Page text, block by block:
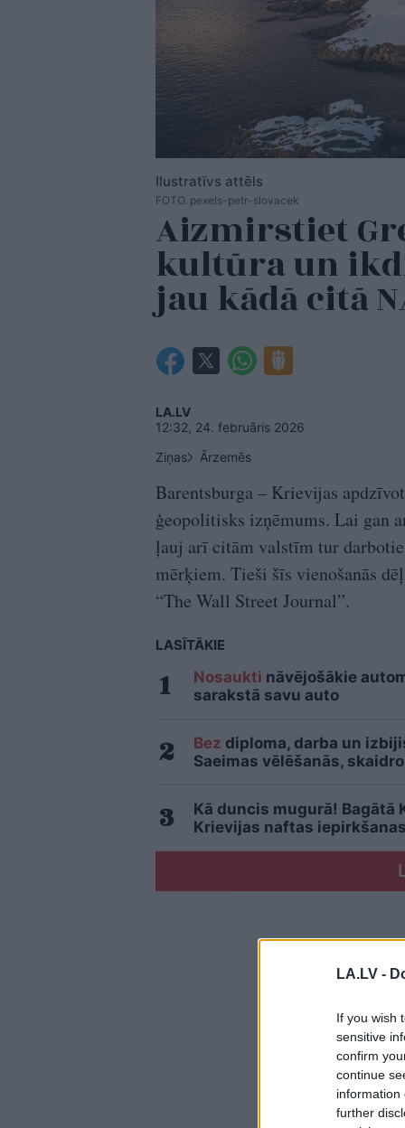
LA.LV -
If you wish
sensitive
confirm
continue
information
further
Ilustratīvs attēls
FOTO. pexels-petr-slovacek
Aizmirstiet
kultūra un
jau kādā citā
LA.LV
12:32, 24. februāris 2026
Ziņas
Ārzemēs
Barentsburga – Krievijas
ģeopolitisks izņēmums. Lai gan
ļauj arī citām valstīm tur
mērķiem. Tieši šīs vienošanās
“The Wall Street Journal”.
LASĪTĀKIE
Nosaukti nāvējošākie
sarakstā savu auto
Bez diploma, darba un
Saeimas vēlēšanās,
Kā duncis mugurā!
Krievijas naftas iepirkšanas